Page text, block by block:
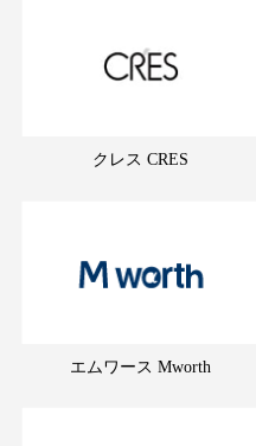
クレス CRES
エムワース Mworth